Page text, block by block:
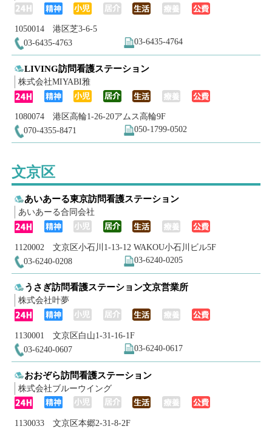
1050014 港区芝3-6-5
03-6435-4763
03-6435-4764
LIVING訪問看護ステーション
株式会社MIYABI雅
1080074 港区高輪1-26-20アムス高輪9F
070-4355-8471
050-1799-0502
文京区
あいあーる東京訪問看護ステーション
あいあーる合同会社
1120002 文京区小石川1-13-12 WAKOU小石川ビル5F
03-6240-0208
03-6240-0205
うさぎ訪問看護ステーション文京営業所
株式会社叶夢
1130001 文京区白山1-31-16-1F
03-6240-0607
03-6240-0617
おおぞら訪問看護ステーション
株式会社ブルーウイング
1130033 文京区本郷2-31-8-2F